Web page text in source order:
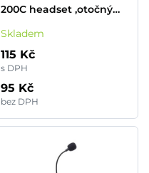
200C headset ,otočný
mikrofon
Skladem
115 Kč
s DPH
95 Kč
bez DPH